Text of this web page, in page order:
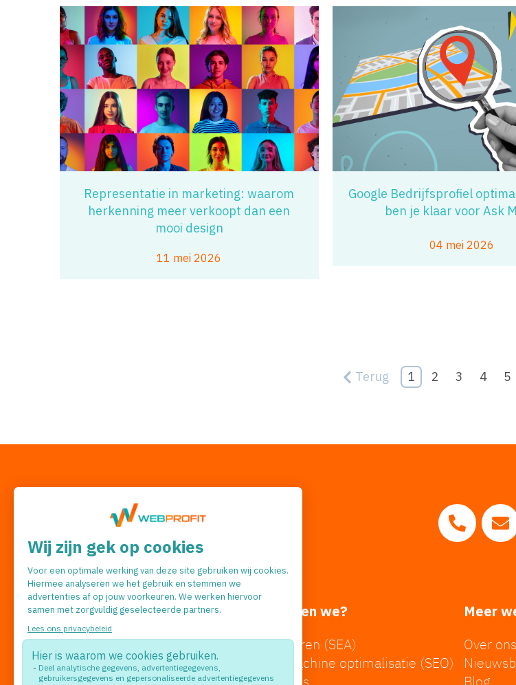
Representatie in marketing: waarom
herkenning meer verkoopt dan een
mooi design
11 mei 2026
Google Bedrijfsprofiel
ben je klaar voor Ask
04 mei 2026
Terug 1 2 3 4 5
Volg ons#webprofit Bel
Kennismaken?
Stephensonweg 16-1
4207 HB Gorinchem
Wat doen we?
Adverteren (SEA)
Zoekmachine optimalisatie (SEO)
Meer
Over ons